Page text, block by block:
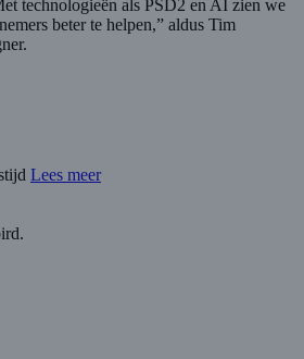
technologieën als PSD2 en AI zien we
beter te helpen,” aldus Tim
Lees meer